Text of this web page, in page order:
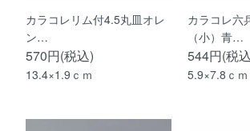
カラコレリム付4.5丸皿オレ
ン…
570円(税込)
13.4×1.9ｃｍ
カラコレ六
（小）青…
544円(税
5.9×7.8ｃｍ